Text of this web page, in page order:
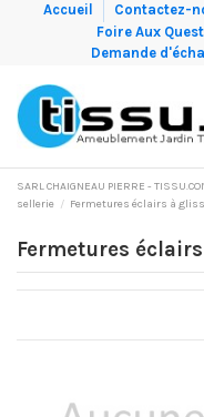
Accueil Contactez-
Foire Aux
Demande
SARL CHAIGNEAU PIERRE -
sellerie
Fermetures éclairs à
Fermetures